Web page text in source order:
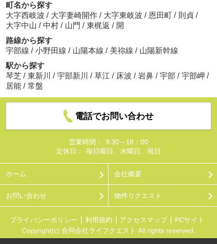
町名から探す
大字西岐波 / 大字妻崎開作 / 大字東岐波 / 恩田町 / 則貞 /
大字中山 / 中村 / 山門 / 東梶返 / 開
路線から探す
宇部線 / 小野田線 / 山陽本線 / 美祢線 / 山陽新幹線
駅から探す
琴芝 / 東新川 / 宇部新川 / 草江 / 床波 / 岩鼻 / 宇部 / 宇部岬 /
居能 / 常盤
電話でお問い合わせ
営業時間：
9:30～18：00
定休日：
毎日曜日、水曜日、祝日
ホーム 会社概要
お問い合わせ 物件リクエスト
プライバシーポリシー 利用規約 アクセスマップ
PCサイト
Copyright(c) 合同会社ライフクエスト All rights reserved.